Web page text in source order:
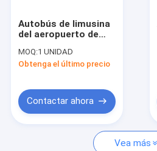
Noticias
Pida una cita
Autobús de limusina
del aeropuerto de
coches del
aeropuerto del
MOQ:1 UNIDAD
Obtenga el último precio
Contactar ahora
Vea más